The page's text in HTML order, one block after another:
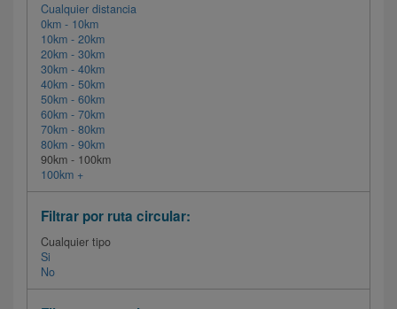
Cualquier distancia
0km - 10km
10km - 20km
20km - 30km
30km - 40km
40km - 50km
50km - 60km
60km - 70km
70km - 80km
80km - 90km
90km - 100km
100km +
Filtrar por ruta circular:
Cualquier tipo
Si
No